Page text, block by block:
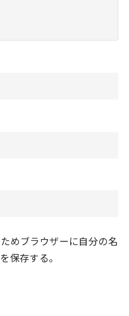
めブラウザーに自分の名
保存する。